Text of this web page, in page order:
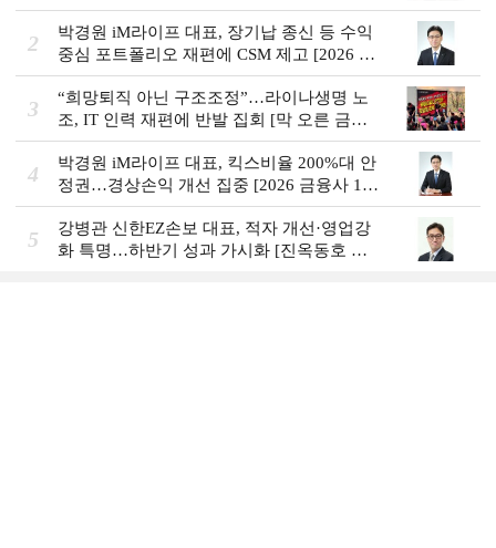
원 AI사업 논란]
2
박경원 iM라이프 대표, 장기납 종신 등 수익
중심 포트폴리오 재편에 CSM 제고 [2026 금
융사 상반기 실적]
3
“희망퇴직 아닌 구조조정”…라이나생명 노
조, IT 인력 재편에 반발 집회 [막 오른 금융
권 하투(夏鬪)]
4
박경원 iM라이프 대표, 킥스비율 200%대 안
정권…경상손익 개선 집중 [2026 금융사 1분
기 실적]
5
강병관 신한EZ손보 대표, 적자 개선·영업강
화 특명…하반기 성과 가시화 [진옥동호 신